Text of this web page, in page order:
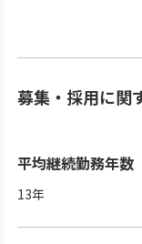
募集・採用に関
平均継続勤務年数
13年